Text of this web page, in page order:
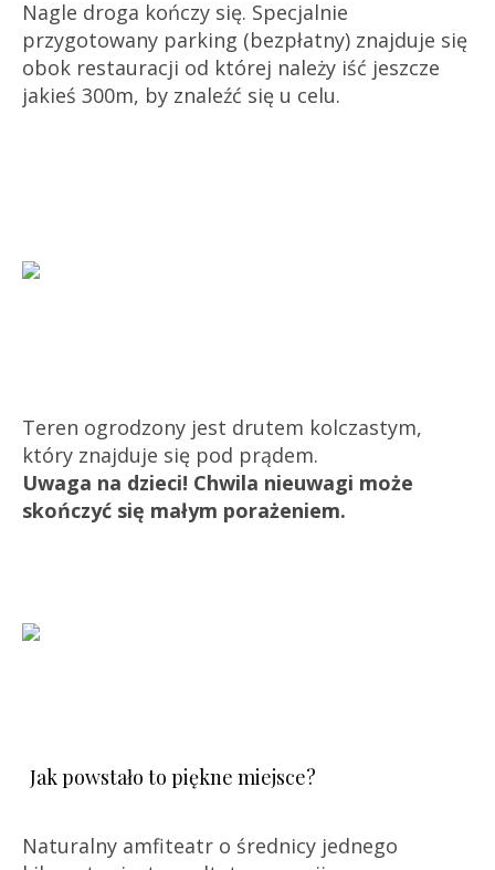
Nagle droga kończy się. Specjalnie
przygotowany parking (bezpłatny) znajduje się
obok restauracji od której należy iść jeszcze
jakieś 300m, by znaleźć się u celu.
Teren ogrodzony jest drutem kolczastym,
który znajduje się pod prądem.
Uwaga na dzieci! Chwila nieuwagi może
skończyć się małym porażeniem.
Jak powstało to piękne miejsce?
Naturalny amfiteatr o średnicy jednego